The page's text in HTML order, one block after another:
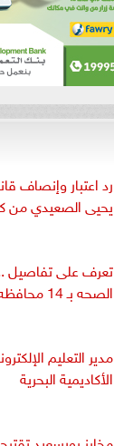
رد اعتبار وإنصاف
يحيى الصعيدي من
تعرف على تفاصيل
الصحه بـ 14 محافظه
مدير التعليم
الأكاديمية البحرية